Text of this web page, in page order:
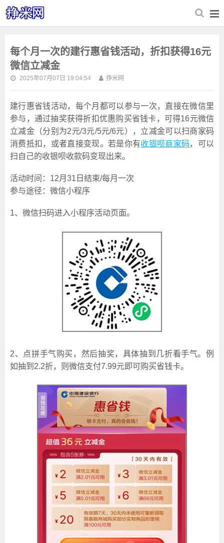
每个月一次的建行惠省钱活动，折扣获得16元
微信立减金
2025年07月07日 19:04:54 挣米网
建行惠省钱活动，每个月都可以参与一次，直接在微信里
参与，通过抽奖获得折扣优惠购买省钱卡，可得16元微信
立减金（分别为2元/3元/5元/6元），立减金可以扫商家码
消费抵扣，或者直接变现。若是你有收银呗商家码 ，可以
扫自己的收银呗收款码变现出来。
活动时间：12月31日结束/每月一次
参与途径：微信小程序
1、微信扫码进入小程序活动页面。
2、点拼手气购买，然后抽奖，具体抽到几折看手气。例
如抽到2.2折，则微信支付7.99元即可购买省钱卡。